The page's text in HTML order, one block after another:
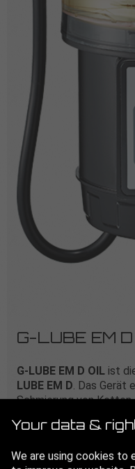
G-LUBE EM
G-LUBE EM D OIL ist
LUBE EM D. Das Gerät
Schmierung von
bewährt. Die flexible
vielfältige
Your data &
We are using cookies to